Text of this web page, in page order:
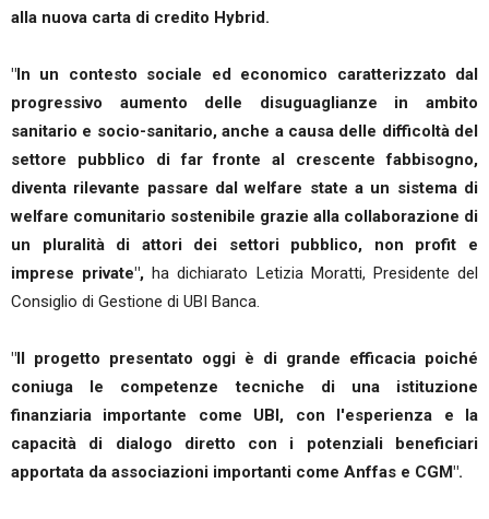
alla nuova carta di credito Hybrid.
"In un contesto sociale ed economico caratterizzato dal
progressivo aumento delle disuguaglianze in ambito
sanitario e socio-sanitario, anche a causa delle difficoltà del
settore pubblico di far fronte al crescente fabbisogno,
diventa rilevante passare dal welfare state a un sistema di
welfare comunitario sostenibile grazie alla collaborazione di
un pluralità di attori dei settori pubblico, non profit e
imprese private",ha dichiarato Letizia Moratti, Presidente del
Consiglio di Gestione di UBI Banca.
"Il progetto presentato oggi è di grande efficacia poiché
coniuga le competenze tecniche di una istituzione
finanziaria importante come UBI, con l'esperienza e la
capacità di dialogo diretto con i potenziali beneficiari
apportata da associazioni importanti come Anffas e CGM".